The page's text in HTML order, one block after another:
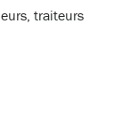
traiteurs